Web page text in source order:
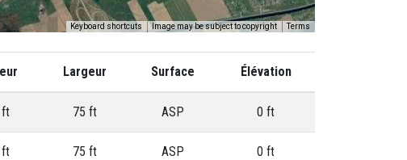
Keyboard shortcuts Image may be subject to copyright Terms
Largeur Surface Élévation
ft 75 ft ASP 0 ft
ft 75 ft ASP 0 ft